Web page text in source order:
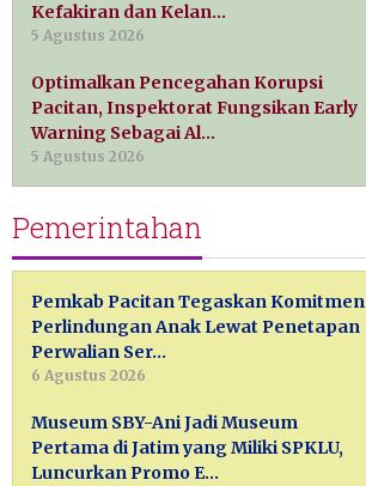
Kefakiran dan Kelan…
5 Agustus 2026
Optimalkan Pencegahan Korupsi
Pacitan, Inspektorat Fungsikan Early
Warning Sebagai Al…
5 Agustus 2026
Pemerintahan
Pemkab Pacitan Tegaskan Komitmen
Perlindungan Anak Lewat Penetapan
Perwalian Ser…
6 Agustus 2026
Museum SBY-Ani Jadi Museum
Pertama di Jatim yang Miliki SPKLU,
Luncurkan Promo E…